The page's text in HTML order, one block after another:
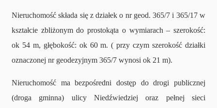
Nieruchomość składa się z działek o nr geod. 365/7 i 365/17 w
kształcie zbliżonym do prostokąta o wymiarach – szerokość:
ok 54 m, głębokość: ok 60 m. ( przy czym szerokość działki
oznaczonej nr geodezyjnym 365/7 wynosi ok 21 m).
Nieruchomość ma bezpośredni dostęp do drogi publicznej
(droga gminna) ulicy Niedźwiedziej oraz pełnej sieci